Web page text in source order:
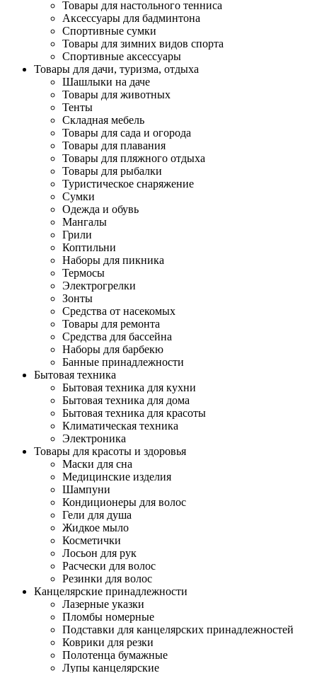
Товары для настольного тенниса
Аксессуары для бадминтона
Спортивные сумки
Товары для зимних видов спорта
Спортивные аксессуары
Товары для дачи, туризма, отдыха
Шашлыки на даче
Товары для животных
Тенты
Складная мебель
Товары для сада и огорода
Товары для плавания
Товары для пляжного отдыха
Товары для рыбалки
Туристическое снаряжение
Сумки
Одежда и обувь
Мангалы
Грили
Коптильни
Наборы для пикника
Термосы
Электрогрелки
Зонты
Средства от насекомых
Товары для ремонта
Средства для бассейна
Наборы для барбекю
Банные принадлежности
Бытовая техника
Бытовая техника для кухни
Бытовая техника для дома
Бытовая техника для красоты
Климатическая техника
Электроника
Товары для красоты и здоровья
Маски для сна
Медицинские изделия
Шампуни
Кондиционеры для волос
Гели для душа
Жидкое мыло
Косметички
Лосьон для рук
Расчески для волос
Резинки для волос
Канцелярские принадлежности
Лазерные указки
Пломбы номерные
Подставки для канцелярских принадлежностей
Коврики для резки
Полотенца бумажные
Лупы канцелярские